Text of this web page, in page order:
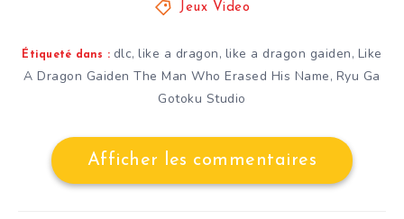
Jeux Video
Étiqueté dans : dlc,like a dragon, like a dragon gaiden, Like
A Dragon Gaiden The Man Who Erased His Name, Ryu Ga
Gotoku Studio
Afficher les commentaires